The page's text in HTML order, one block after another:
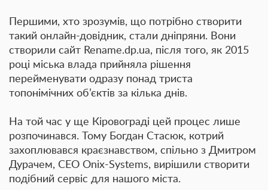
Першими, хто зрозумів, що потрібно створити
такий онлайн-довідник, стали дніпряни. Вони
створили сайт Rename.dp.ua, після того, як 2015
році міська влада прийняла рішення
перейменувати одразу понад триста
топонімічних об’єктів за кілька днів.
На той час у ще Кіровограді цей процес лише
розпочинався. Тому Богдан Стасюк, котрий
захоплювався краєзнавством, спільно з Дмитром
Дурачем, CEO Onix-Systems, вирішили створити
подібний сервіс для нашого міста.